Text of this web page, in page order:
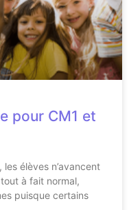
pour CM1 et
les élèves n’avancent
à fait normal,
puisque certains